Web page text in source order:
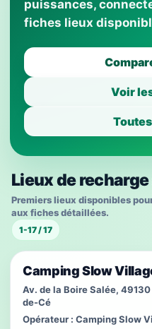
puissances,
fiches lieux
Voir
Lieux de
Premiers lieux disponibles
aux fiches détaillées.
1-17 / 17
Camping Slow
Av. de la Boire Salée,
de-Cé
Opérateur : Camping Slow